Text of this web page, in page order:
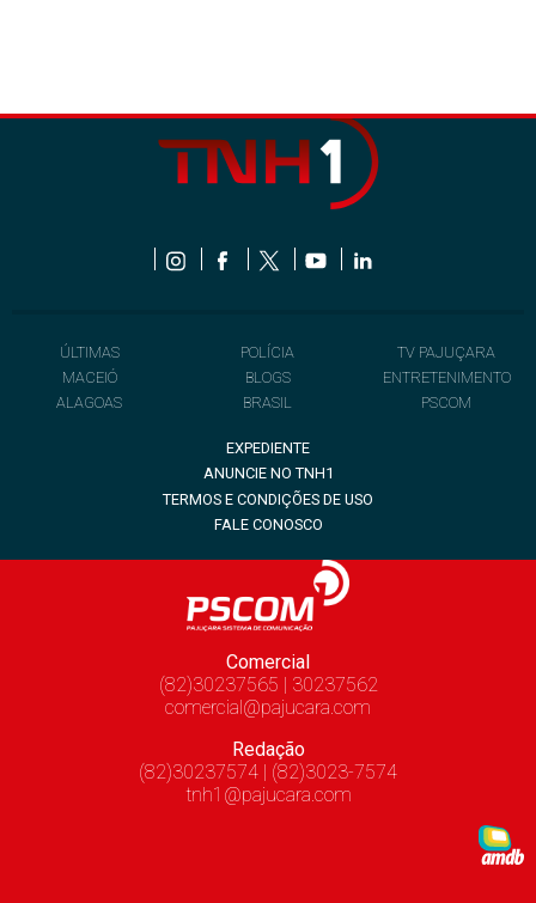
ÚLTIMAS
MACEIÓ
ALAGOAS
POLÍCIA
BLOGS
BRASIL
TV PAJUÇARA
ENTRETENIMENTO
PSCOM
EXPEDIENTE
ANUNCIE NO TNH1
TERMOS E CONDIÇÕES DE USO
FALE CONOSCO
Comercial
(82)30237565 | 30237562
comercial@pajucara.com
Redação
(82)30237574 | (82)3023-7574
tnh1@pajucara.com